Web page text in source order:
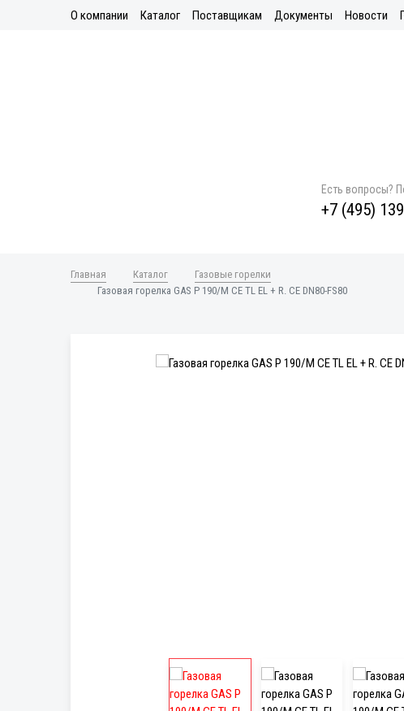
О компании Каталог Поставщикам Документы Новости
Есть вопросы?
+7 (495)
Главная Каталог
Газовые горелки
Газовая горелка GAS P 190/M CE TL EL + R. CE DN80-FS80